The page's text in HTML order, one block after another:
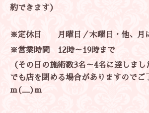
約できます）
※定休日 月曜日／木曜日・他、月
※営業時間 12時～19時まで
（その日の施術数3名～4名に達しま
でも店を閉める場合がありますのでご
m(__)m